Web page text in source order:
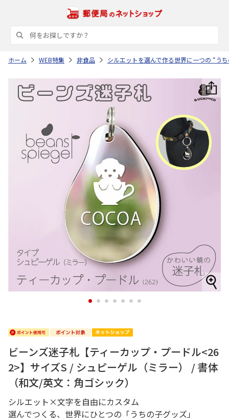
ホーム WEB特集 非食品 シルエットを選んで作る世界に一つの “う
1 2 3 4 5 6 7
ビーンズ迷子札【ティーカップ・プードル<26
2>】サイズS / シュピーゲル（ミラー） / 書体
（和文/英文：角ゴシック）
シルエット×文字を自由にカスタム
選んでつくる、世界にひとつの「うちの子グッズ」